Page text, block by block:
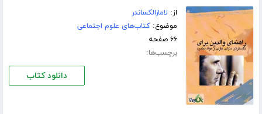
از: لامارالكساندر
موضوع:کتاب‌های علوم اجتماعی
۶۶ صفحه
برچسب‌ها:
دانلود کتاب